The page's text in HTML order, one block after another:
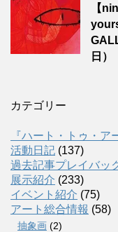
【
日）
カテゴリー
『ハート・トゥ・ア
活動日記 (137)
過去記事プレイバッ
展示紹介 (233)
イベント紹介 (75)
アート総合情報 (58)
抽象画 (2)